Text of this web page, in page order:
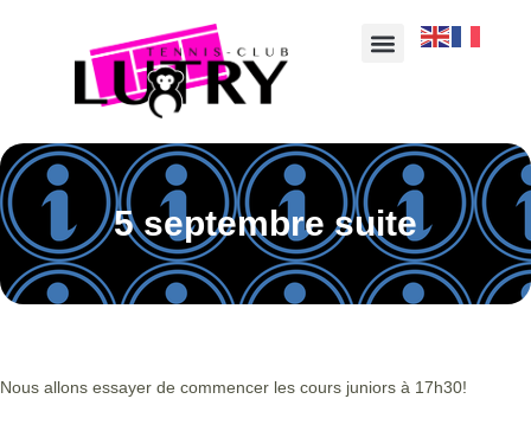
5 septembre suite
Nous allons essayer de commencer les cours juniors à 17h30!